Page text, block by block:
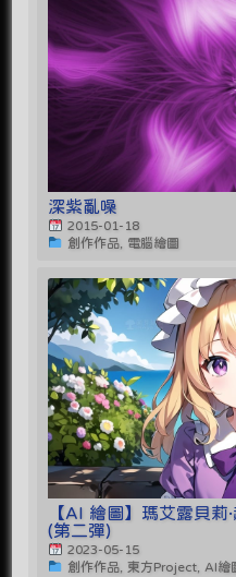
深紫亂噪
2015-01-18
創作作品, 電腦繪圖
【AI 繪圖】瑪艾露貝
(第二彈)
2023-05-15
創作作品, 東方Project, AI繪